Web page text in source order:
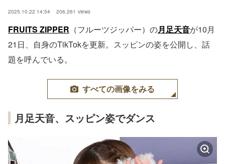
2025.10.22 14:54 206,261 views
FRUITS ZIPPER （フルーツジッパー）の月足天音が10月
21日、自身のTikTokを更新。スッピンの姿を公開し、話
題を呼んでいる。
すべての画像をみる
月足天音、スッピン姿でダンス